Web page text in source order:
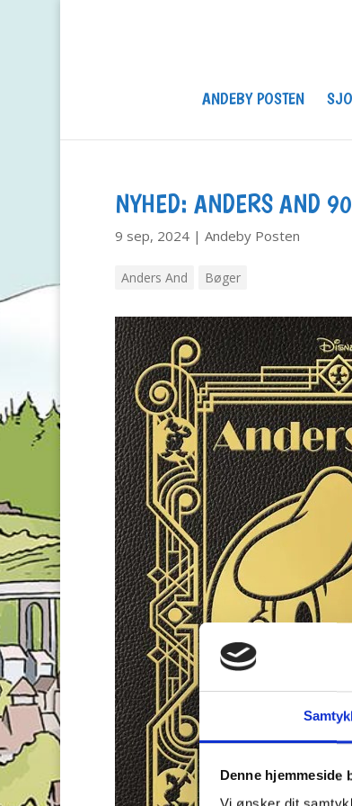
Denne hjemmeside
ANDEBY POSTEN
NYHED: ANDERS AND
9 sep, 2024| Andeby Posten
Anders And Bøger